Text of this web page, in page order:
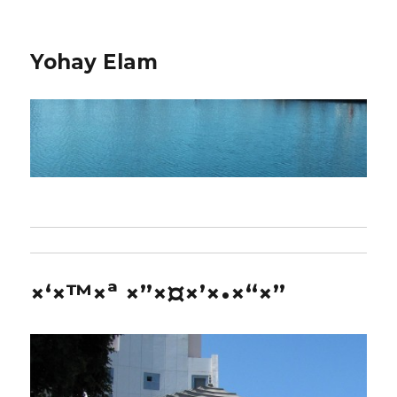
Yohay Elam
×‘×™×ª ×”×¤×’×•×“×”